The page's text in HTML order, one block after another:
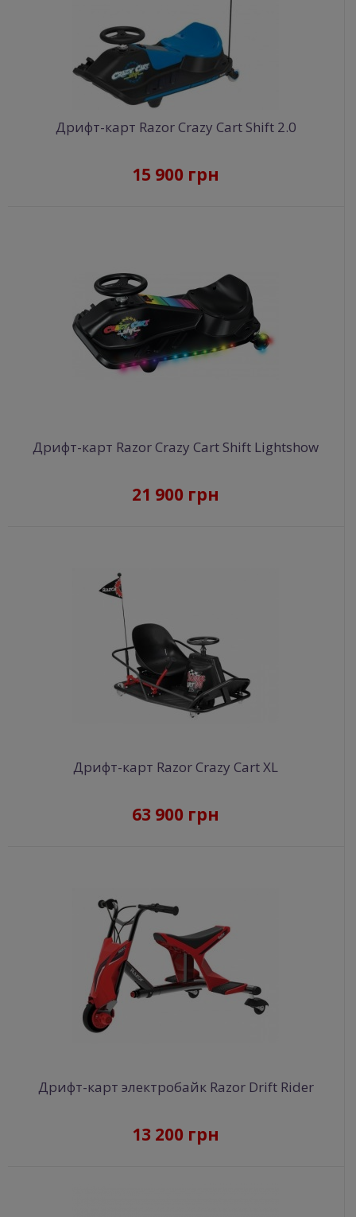
Дрифт-карт Razor Crazy Cart Shift 2.0
15 900 грн
Дрифт-карт Razor Crazy Cart Shift Lightshow
21 900 грн
Дрифт-карт Razor Crazy Cart XL
63 900 грн
Дрифт-карт электробайк Razor Drift Rider
13 200 грн